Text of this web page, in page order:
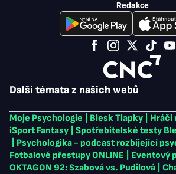
Další témata z našich webů
Moje Psychologie Blesk Tlapky Hráči
iSport Fantasy
Spotřebitelské testy
Psychologika - podcast rozbíjející
Fotbalové přestupy ONLINE
Eventový
OKTAGON 92: Szabová vs. Pudilová
Redakce